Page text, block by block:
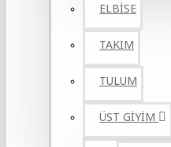
ELBİSE
TAKIM
TULUM
ÜST GİYİM